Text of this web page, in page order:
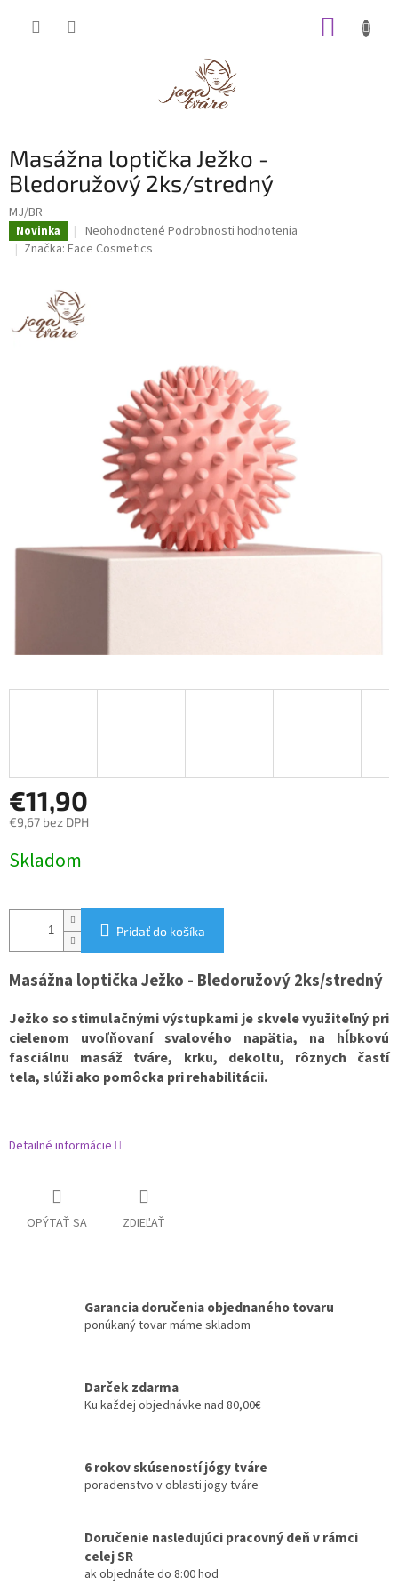
Masážna loptička Ježko -
Bledoružový 2ks/stredný
MJ/BR
Novinka
Priemerné
hodnotenie
z
Neohodnotené Podrobnosti hodnotenia
Značka: Face Cosmetics
€11,90
€9,67 bez DPH
cena:
Skladom
Pridať do košíka
Masážna loptička Ježko - Bledoružový 2ks/stredný
Ježko so stimulačnými výstupkami je skvele využiteľný pri
cielenom uvoľňovaní svalového napätia, na hĺbkovú
fasciálnu masáž tváre, krku, dekoltu, rôznych častí
tela, slúži ako pomôcka pri rehabilitácii.
Detailné informácie
OPÝTAŤ SA ZDIEĽAŤ
Garancia doručenia objednaného tovaru
ponúkaný tovar máme skladom
Darček zdarma
Ku každej objednávke nad 80,00€
6 rokov skúseností jógy tváre
poradenstvo v oblasti jogy tváre
Doručenie nasledujúci pracovný deň v rámci
celej SR
ak objednáte do 8:00 hod